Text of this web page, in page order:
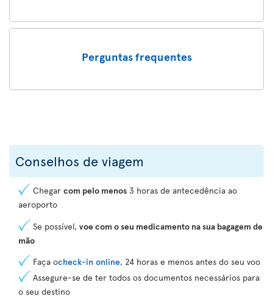
Perguntas frequentes
Conselhos de viagem
Chegar com pelo menos 3 horas de antecedência ao
aeroporto
Se possível, voe com o seu medicamento na sua bagagem de
mão
Faça ocheck-in online, 24 horas e menos antes do seu voo
Assegure-se de ter todos os documentos necessários para
o seu destino